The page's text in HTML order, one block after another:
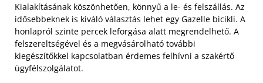
Kialakításának köszönhetően, könnyű a le- és felszállás. Az
idősebbeknek is kiváló választás lehet egy Gazelle bicikli. A
honlapról szinte percek leforgása alatt megrendelhető. A
felszereltségével és a megvásárolható további
kiegészítőkkel kapcsolatban érdemes felhívni a szakértő
ügyfélszolgálatot.